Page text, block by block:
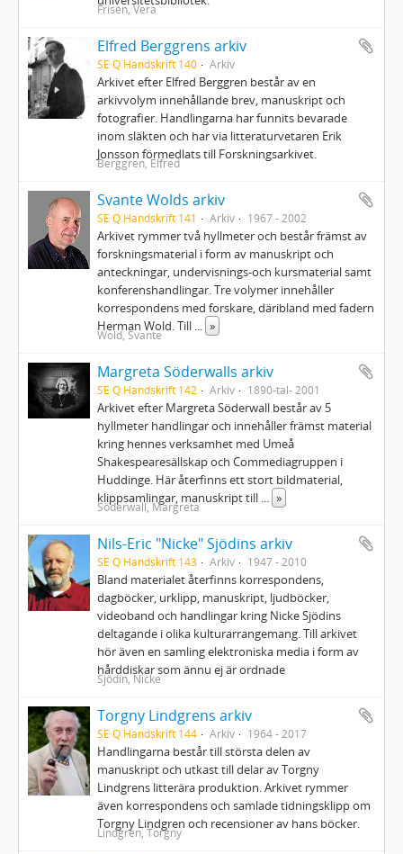
Frisén, Vera
Elfred Berggrens arkiv
SE Q Handskrift 140 Arkiv
Arkivet efter Elfred Berggren består av en
arkivvolym innehållande brev, manuskript och
fotografier. Handlingarna har funnits bevarade
inom släkten och har via litteraturvetaren Erik
Jonsson förmedlats till Forskningsarkivet.
Berggren, Elfred
Svante Wolds arkiv
SE Q Handskrift 141 Arkiv 1967 - 2002
Arkivet rymmer två hyllmeter och består främst av
forskningsmaterial i form av manuskript och
anteckningar, undervisnings-och kursmaterial samt
konferenshandlingar. Tre volymer innehåller
korrespondens med forskare, däribland med fadern
Herman Wold. Till ... »
Wold, Svante
Margreta Söderwalls arkiv
SE Q Handskrift 142 Arkiv 1890-tal- 2001
Arkivet efter Margreta Söderwall består av 5
hyllmeter handlingar och innehåller främst material
kring hennes verksamhet med Umeå
Shakespearesällskap och Commediagruppen i
Huddinge. Här återfinns ett stort bildmaterial,
klippsamlingar, manuskript till ... »
Söderwall, Margreta
Nils-Eric "Nicke" Sjödins arkiv
SE Q Handskrift 143 Arkiv 1947 - 2010
Bland materialet återfinns korrespondens,
dagböcker, urklipp, manuskript, ljudböcker,
videoband och handlingar kring Nicke Sjödins
deltagande i olika kulturarrangemang. Till arkivet
hör även en samling elektroniska media i form av
hårddiskar som ännu ej är ordnade
Sjödin, Nicke
Torgny Lindgrens arkiv
SE Q Handskrift 144 Arkiv 1964 - 2017
Handlingarna består till största delen av
manuskript och utkast till delar av Torgny
Lindgrens litterära produktion. Arkivet rymmer
även korrespondens och samlade tidningsklipp om
Torgny Lindgren och recensioner av hans böcker.
Lindgren, Torgny